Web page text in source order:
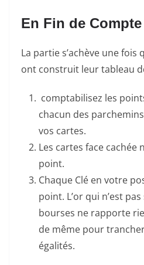
En Fin de Compte
La partie s’achève une fois
ont construit leur tableau
comptabilisez les
chacun des
vos cartes.
Les cartes face
point.
Chaque Clé en votre
point. L’or qui n’est
bourses ne rapporte
de même pour
égalités.